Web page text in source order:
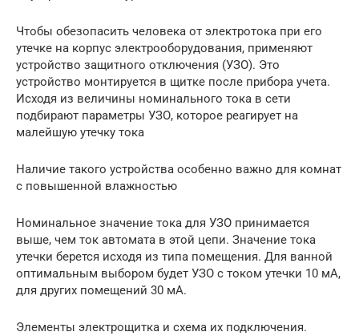
Чтобы обезопасить человека от электротока при его
утечке на корпус электрооборудования, применяют
устройство защитного отключения (УЗО). Это
устройство монтируется в щитке после прибора учета.
Исходя из величины номинального тока в сети
подбирают параметры УЗО, которое реагирует на
малейшую утечку тока
Наличие такого устройства особенно важно для комнат
с повышенной влажностью
Номинальное значение тока для УЗО принимается
выше, чем ток автомата в этой цепи. Значение тока
утечки берется исходя из типа помещения. Для ванной
оптимальным выбором будет УЗО с током утечки 10 мА,
для других помещений 30 мА.
Элементы электрощитка и схема их подключения.